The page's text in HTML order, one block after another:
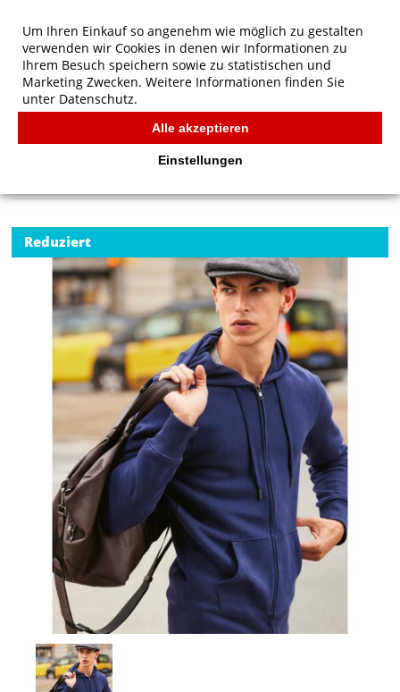
B&C KING Zipped Hood
Reduziert
Um Ihren Einkauf so angenehm wie möglich zu gestalten
verwenden wir Cookies in denen wir Informationen zu
Ihrem Besuch speichern sowie zu statistischen und
Marketing Zwecken. Weitere Informationen finden Sie
unter Datenschutz.
Alle akzeptieren
Einstellungen